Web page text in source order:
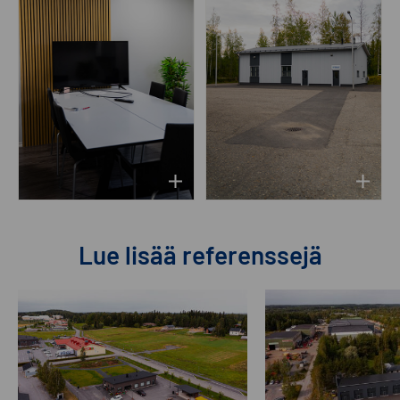
Lue lisää referenssejä